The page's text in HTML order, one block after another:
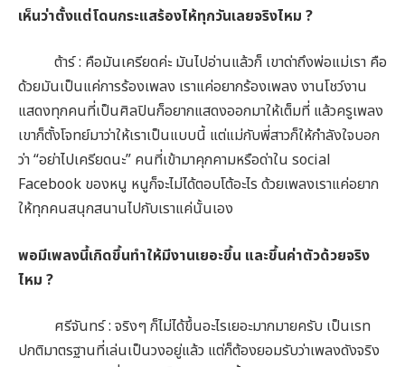
เห็นว่าตั้งแต่โดนกระแสร้องไห้ทุกวันเลยจริงไหม ?
ต้าร์ : คือมันเครียดค่ะ มันไปอ่านแล้วก็ เขาด่าถึงพ่อแม่เรา คือ
ด้วยมันเป็นแค่การร้องเพลง เราแค่อยากร้องเพลง งานโชว์งาน
แสดงทุกคนที่เป็นศิลปินก็อยากแสดงออกมาให้เต็มที่ แล้วครูเพลง
เขาก็ตั้งโจทย์มาว่าให้เราเป็นแบบนี้ แต่แม่กับพี่สาวก็ให้กำลังใจบอก
ว่า “อย่าไปเครียดนะ” คนที่เข้ามาคุกคามหรือด่าใน social
Facebook ของหนู หนูก็จะไม่ได้ตอบโต้อะไร ด้วยเพลงเราแค่อยาก
ให้ทุกคนสนุกสนานไปกับเราแค่นั้นเอง
พอมีเพลงนี้เกิดขึ้นทำให้มีงานเยอะขึ้น และขึ้นค่าตัวด้วยจริง
ไหม ?
ศรีจันทร์ : จริงๆ ก็ไม่ได้ขึ้นอะไรเยอะมากมายครับ เป็นเรท
ปกติมาตรฐานที่เล่นเป็นวงอยู่แล้ว แต่ก็ต้องยอมรับว่าเพลงดังจริง